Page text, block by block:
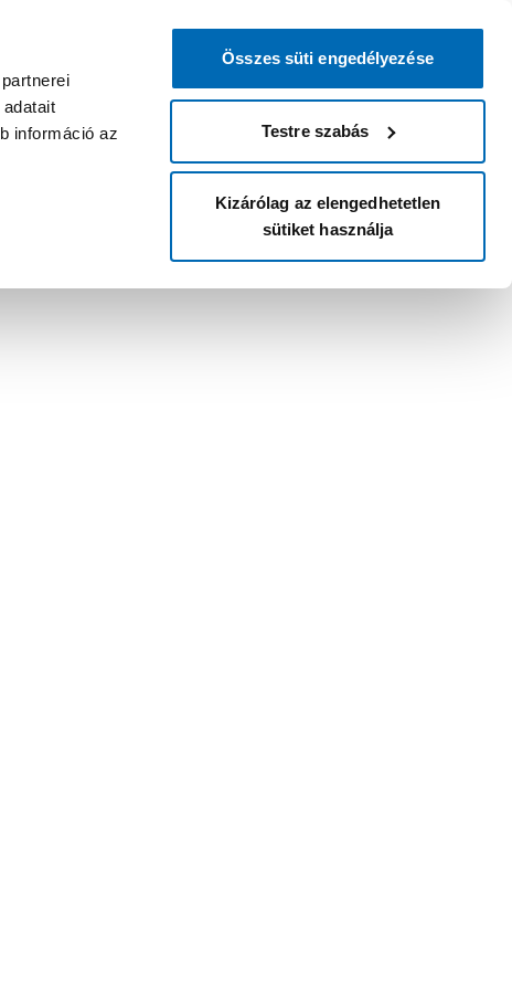
információ az
Összes süti engedélyezése
Testre szabás
Kizárólag az elengedhetetlen
sütiket használja